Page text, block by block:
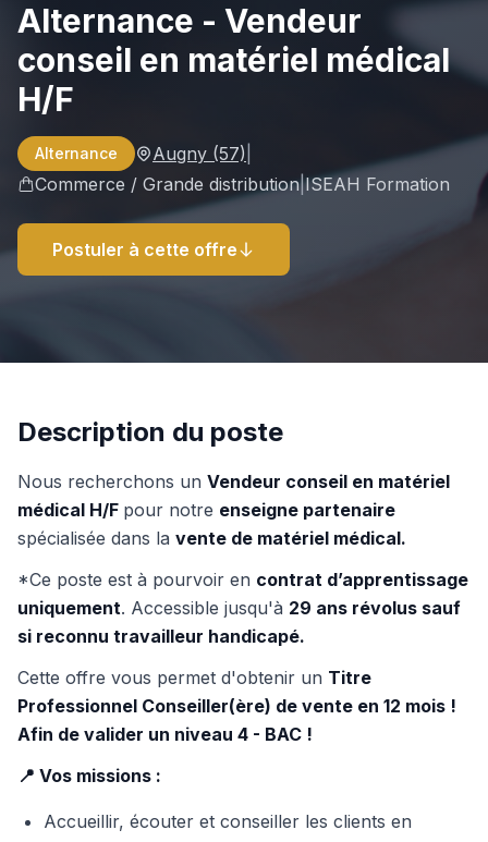
Alternance - Vendeur
conseil en matériel médical
H/F
Alternance Augny (57)
Commerce / Grande distribution|ISEAH Formation
Postuler à cette offre
Description du poste
Nous recherchons un Vendeur conseil en matériel
médical H/F pour notre enseigne partenaire
spécialisée dans la vente de matériel médical.
*Ce poste est à pourvoir en contrat d’apprentissage
uniquement. Accessible jusqu'à 29 ans révolus sauf
si reconnu travailleur handicapé.
Cette offre vous permet d'obtenir un Titre
Professionnel Conseiller(ère) de vente en 12 mois !
Afin de valider un niveau 4 - BAC !
📍 Vos missions :
Accueillir, écouter et conseiller les clients en